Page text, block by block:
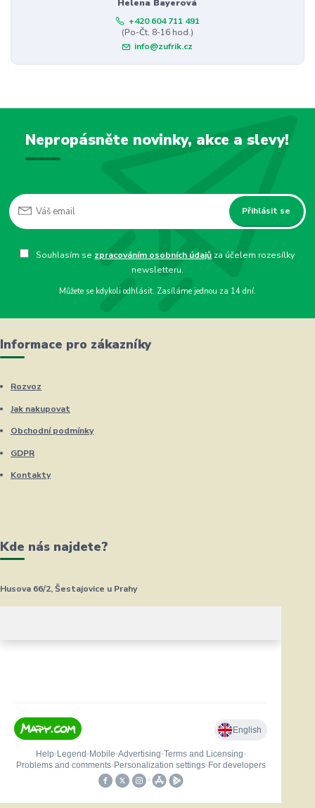
Helena Bayerová
+420 604 711 491
(Po-Čt, 8-16 hod.)
info@zufrik.cz
Nepropásněte novinky, akce a slevy!
Přihlásit se
Souhlasím se zpracováním osobních údajů za účelem rozesílky
newsletteru.
Můžete se kdykoli odhlásit. Zasíláme jednou za 14 dní.
Informace pro zákazníky
Rozvoz
Jak nakupovat
Obchodní podmínky
GDPR
Kontakty
Kde nás najdete?
Husova 66/2, Šestajovice u Prahy